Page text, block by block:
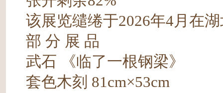
该展览缱绻于2026年4月在
部 分 展 品
武石 《临了一根钢梁》
套色木刻 81cm×53cm